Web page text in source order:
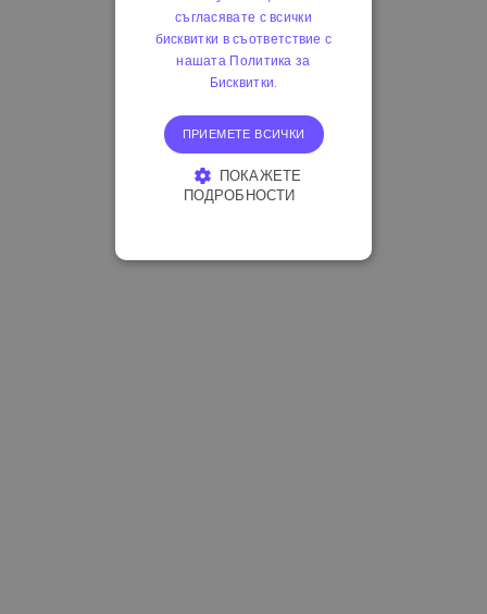
съгласявате с всички
бисквитки в съответствие с
нашата Политика за
Бисквитки.
ПРИЕМЕТЕ ВСИЧКИ
ПОКАЖЕТЕ
ПОДРОБНОСТИ